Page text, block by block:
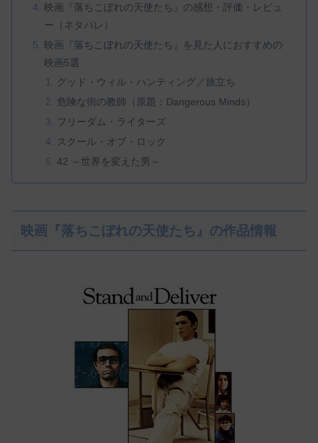
映画『落ちこぼれの天使たち』の感想・評価・レビュ
ー（ネタバレ）
映画『落ちこぼれの天使たち』を見た人におすすめの
映画5選
グッド・ウィル・ハンティング／旅立ち
危険な街の教師（原題：Dangerous Minds）
フリーダム・ライターズ
スクール・オブ・ロック
42 ～世界を変えた男～
映画『落ちこぼれの天使たち』の作品情報